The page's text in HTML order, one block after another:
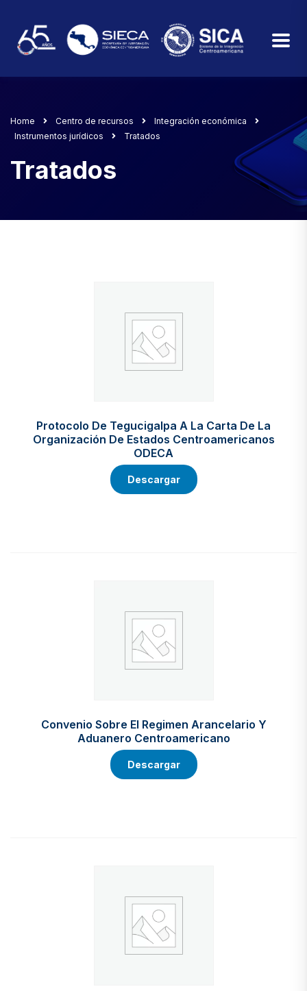
Home Centro de recursos
Integración económica
Instrumentos jurídicos
Tratados
Tratados
Protocolo De Tegucigalpa A La Carta De La
Organización De Estados Centroamericanos
ODECA
Descargar
Convenio Sobre El Regimen Arancelario Y
Aduanero Centroamericano
Descargar